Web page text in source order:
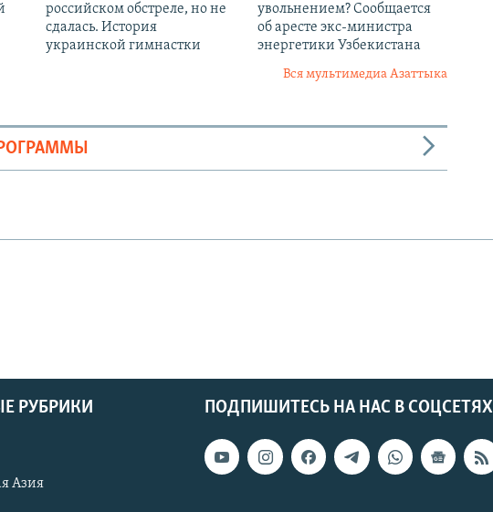
российском обстреле, но не
сдалась. История
украинской гимнастки
увольнением? Сообщается
об аресте экс-министра
энергетики Узбекистана
Вся мультимедиа Азаттыка
ПОДПИШИТЕСЬ НА НАС В СОЦСЕТЯХ
РУБРИКИ
Азия